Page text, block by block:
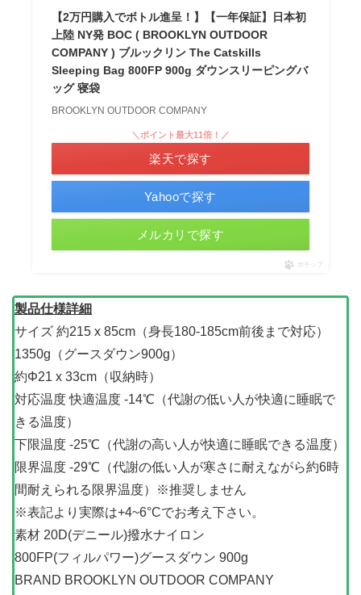
【2万円購入でボトル進呈！】【一年保証】日本初
上陸 NY発 BOC ( BROOKLYN OUTDOOR
COMPANY ) ブルックリン The Catskills
Sleeping Bag 800FP 900g ダウンスリーピングバ
ッグ 寝袋
BROOKLYN OUTDOOR COMPANY
＼ポイント最大11倍！／
楽天で探す
Yahooで探す
メルカリで探す
ポチップ
製品仕様詳細
サイズ 約215 x 85cm（身長180-185cm前後まで対応）
1350g（グースダウン900g）
約Φ21 x 33cm（収納時）
対応温度 快適温度 -14℃（代謝の低い人が快適に睡眠で
きる温度）
下限温度 -25℃（代謝の高い人が快適に睡眠できる温度）
限界温度 -29℃（代謝の低い人が寒さに耐えながら約6時
間耐えられる限界温度）※推奨しません
※表記より実際は+4~6°Cでお考え下さい。
素材 20D(デニール)撥水ナイロン
800FP(フィルパワー)グースダウン 900g
BRAND BROOKLYN OUTDOOR COMPANY